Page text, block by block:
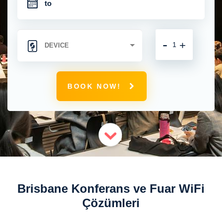
+
-
BOOK NOW!
Brisbane Konferans ve Fuar WiFi
Çözümleri